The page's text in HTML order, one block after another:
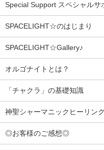
Special Support スペシャルサ
SPACELIGHT☆のはじまり
SPACELIGHT☆Gallery♪
オルゴナイトとは？
「チャクラ」の基礎知識
神聖シャーマニックヒーリン
◎お客様のご感想◎